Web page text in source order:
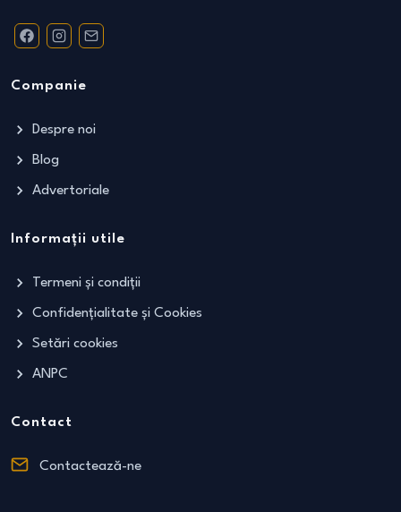
Companie
Despre noi
Blog
Advertoriale
Informații utile
Termeni și condiții
Confidențialitate și Cookies
Setări cookies
ANPC
Contact
Contactează-ne